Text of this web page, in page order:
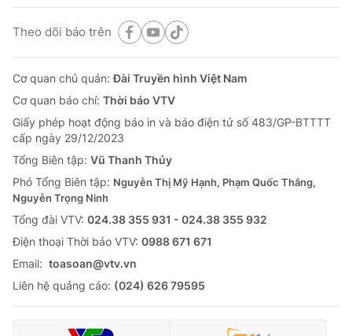
Theo dõi báo trên
Cơ quan chủ quản:Đài Truyền hình Việt Nam
Cơ quan báo chí: Thời báo VTV
Giấy phép hoạt động báo in và báo điện tử số 483/GP-BTTTT
cấp ngày 29/12/2023
Tổng Biên tập: Vũ Thanh Thủy
Phó Tổng Biên tập: Nguyễn Thị Mỹ Hạnh, Phạm Quốc Thắng,
Nguyễn Trọng Ninh
Tổng đài VTV: 024.38 355 931 - 024.38 355 932
Ðiện thoại Thời báo VTV: 0988 671 671
Email: toasoan@vtv.vn
Liên hệ quảng cáo: (024) 626 79595